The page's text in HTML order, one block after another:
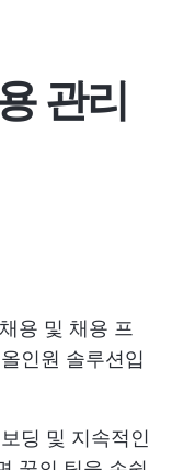
관리
용 및 채용 프
인원 솔루션입
딩 및 지속적인